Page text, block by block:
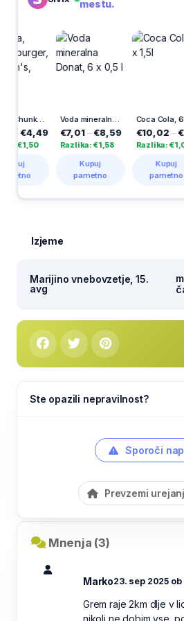
mestu.
Voda mineralna Donat, 6 x 0,5 l
€7,01– €8,59
Razlika: €1,58
Coca Cola, 6 x 1,5l
€10,02 –€11,10
Razlika: €1,08
Izjeme
Marijino vnebovzetje, 15.
avg
Ste opazili nepravilnost?
Sporoči
Prevzemi
Mnenja (3)
Marko23. sep 2025 ob
Grem raje 2km dlje v
nikoli ne dobim vse,